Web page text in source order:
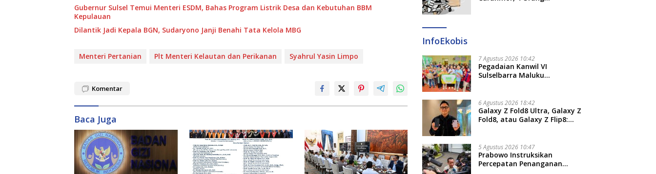
Gubernur Sulsel Temui Menteri ESDM, Bahas Program Listrik Desa dan Kebutuhan BBM
Kepulauan
Dilantik Jadi Kepala BGN, Sudaryono Janji Benahi Tata Kelola MBG
Menteri Pertanian Plt Menteri Kelautan dan Perikanan Syahrul Yasin Limpo
Komentar
Baca Juga
InfoEkobis
7 Agustus 2026 10:42
Pegadaian Kanwil VI
Sulselbarra Maluku
Masyarakat
6 Agustus 2026 18:42
Galaxy Z Fold8 Ultra, Galaxy Z
Fold8, atau Galaxy Z Flip8:
5 Agustus 2026 10:47
Prabowo Instruksikan
Percepatan Penanganan